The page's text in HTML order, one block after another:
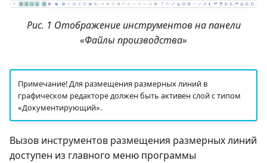
Рис. 1 Отображение инструментов на панели
«Файлы производства»
Примечание! Для размещения размерных линий в
графическом редакторе должен быть активен слой с типом
«Документирующий».
Вызов инструментов размещения размерных линий
доступен из главного меню программы